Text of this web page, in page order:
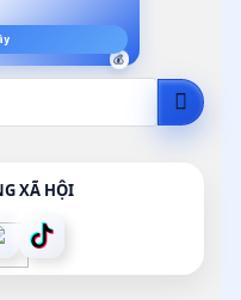
💰
XÃ HỘI